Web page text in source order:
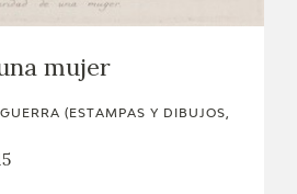
mujer
(ESTAMPAS Y DIBUJOS,